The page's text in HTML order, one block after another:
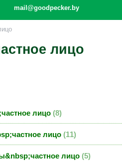
mail@goodpecker.by
лицо
лицо 8
лицо 11
лицо 5